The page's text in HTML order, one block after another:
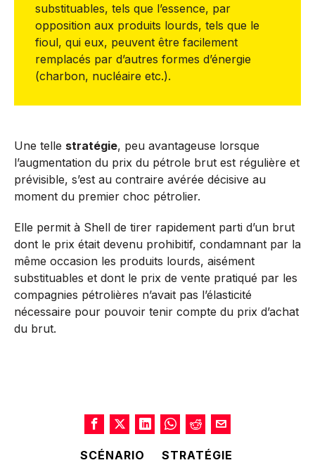
substituables, tels que l’essence, par
opposition aux produits lourds, tels que le
fioul, qui eux, peuvent être facilement
remplacés par d’autres formes d’énergie
(charbon, nucléaire etc.).
Une telle stratégie, peu avantageuse lorsque
l’augmentation du prix du pétrole brut est régulière et
prévisible, s’est au contraire avérée décisive au
moment du premier choc pétrolier.
Elle permit à Shell de tirer rapidement parti d’un brut
dont le prix était devenu prohibitif, condamnant par la
même occasion les produits lourds, aisément
substituables et dont le prix de vente pratiqué par les
compagnies pétrolières n’avait pas l’élasticité
nécessaire pour pouvoir tenir compte du prix d’achat
du brut.
SCÉNARIO STRATÉGIE